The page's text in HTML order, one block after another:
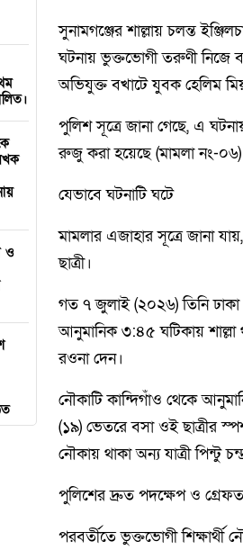
ও
সুনামগঞ্জের শাল্লায় চলন্ত
ঘটনায় ভুক্তভোগী তরুণী নিজে
অভিযুক্ত বখাটে যুবক হেলিম
পুলিশ সূত্রে জানা গেছে, এ
রুজু করা হয়েছে (মামলা নং-
যেভাবে ঘটনাটি ঘটে
মামলার এজাহার সূত্রে জানা যায়,
ছাত্রী।
গত ৭ জুলাই (২০২৬) তিনি ঢাকা
আনুমানিক ৩:৪৫ ঘটিকায় শাল্লা
রওনা দেন।
নৌকাটি কান্দিগাঁও থেকে
(১৯) ভেতরে বসা ওই ছাত্রীর
নৌকায় থাকা অন্য যাত্রী পিন্টু
পুলিশের দ্রুত পদক্ষেপ ও
পরবর্তীতে ভুক্তভোগী শিক্ষার্থী